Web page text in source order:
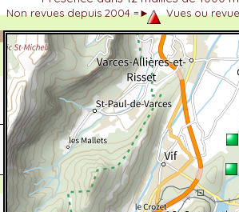
Alpes
Non revues depuis 2004 =► Vues ou